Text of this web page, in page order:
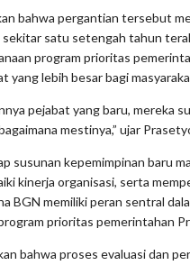
bahwa pergantian tersebut
sekitar satu setengah tahun
program prioritas
yang lebih besar bagi
pejabat yang baru, mereka
mestinya,” ujar
susunan kepemimpinan baru
kinerja organisasi, serta
BGN memiliki peran sentral
prioritas pemerintahan
bahwa proses evaluasi dan